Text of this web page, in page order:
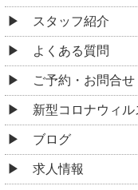
スタッフ紹介
よくある質問
ご予約・お問合せ
新型コロナウィ
ブログ
求人情報